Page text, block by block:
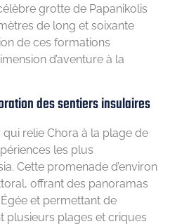
grotte de Papanikolis
de long et soixante
de ces formations
d’aventure à la
des sentiers insulaires
relie Chora à la plage de
les plus
Cette promenade d’environ
offrant des panoramas
et permettant de
plusieurs plages et criques